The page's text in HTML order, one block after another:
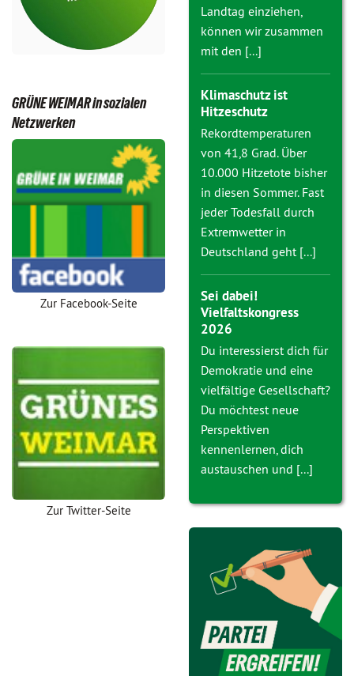
GRÜNE WEIMAR in sozialen
Netzwerken
Zur Facebook-Seite
Zur Twitter-Seite
Landtag einziehen,
können wir zusammen
mit den [...]
Klimaschutz ist
Hitzeschutz
Rekordtemperaturen
von 41,8 Grad. Über
10.000 Hitzetote bisher
in diesen Sommer. Fast
jeder Todesfall durch
Extremwetter in
Deutschland geht [...]
Sei dabei!
Vielfaltskongress
2026
Du interessierst dich für
Demokratie und eine
vielfältige Gesellschaft?
Du möchtest neue
Perspektiven
kennenlernen, dich
austauschen und [...]